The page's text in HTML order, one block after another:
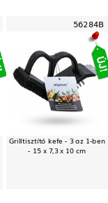
56284B
Grilltisztító kefe - 3 az 1-ben
- 15 x 7,3 x 10 cm